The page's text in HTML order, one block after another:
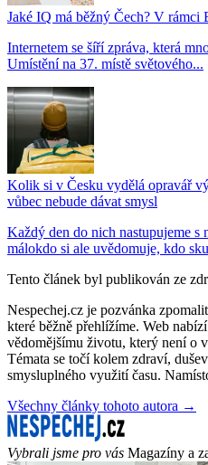
Jaké IQ má běžný Čech? V rámci
Internetem se šíří zpráva, která
Umístění na 37. místě světového...
Kolik si v Česku vydělá opravář
vůbec nebude dávat smysl
Každý den do nich nastupujeme s
málokdo si ale uvědomuje, kdo
Tento článek byl publikován ze
Nespechej.cz je pozvánka
které běžně přehlížíme. Web
vědomějšímu životu, který není o
Témata se točí kolem zdraví,
smysluplného využití času.
Všechny články tohoto autora →
Vybrali jsme pro vás Magazíny a